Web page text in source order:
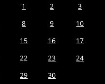
1
2
3
8 9
10
15 16
17
22 23
24
29
30